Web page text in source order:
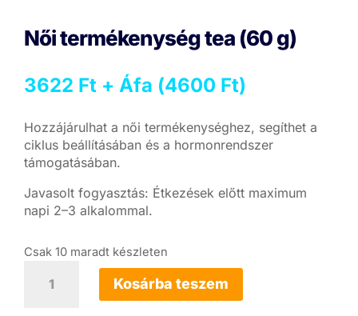
Női termékenység tea (60 g)
3622 Ft + Áfa (4600 Ft)
Hozzájárulhat a női termékenységhez, segíthet a
ciklus beállításában és a hormonrendszer
támogatásában.
Javasolt fogyasztás: Étkezések előtt maximum
napi 2–3 alkalommal.
Csak 10 maradt készleten
termékenység
Kosárba teszem